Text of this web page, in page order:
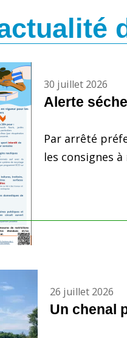
30 juillet 2026
Alerte
Par arrêté
les consignes à
26 juillet 2026
Un chenal